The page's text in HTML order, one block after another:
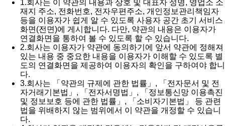
1.회사는 이 약관의 내용과 상호 및 대표자 성명, 영업소 소
재지 주소, 전화번호, 전자우편주소, 개인정보관리책임자
등을 이용자가 쉽게 알 수 있도록 사용자 공간 초기 서비스
화면(전면)에 게시합니다. 다만, 약관의 내용은 이용자가
연결화면을 통하여 볼 수 있도록 할 수 있습니다.
2.회사는 이용자가 약관에 동의하기에 앞서 약관에 정해져
있는 내용 중 중요한 내용을 이용자가 이해할 수 있도록 별
도의 연결화면을 제공하여 이용자의 확인을 구하여야 합니
다.
3.회사는 「약관의 규제에 관한 법률」, 「전자문서 및 전
자거래기본법」, 「전자서명법」, 「정보통신망 이용촉진
및 정보보호 등에 관한 법률」, 「소비자기본법」 등 관련
법을 위배하지 않는 범위에서 이 약관을 개정할 수 있습니
다.